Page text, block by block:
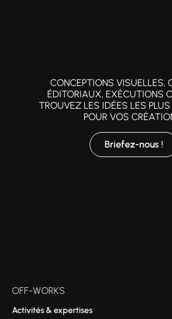
CONCEPTIONS VISUELLES,
ÉDITORIAUX, EXÉCUTIONS
TROUVEZ LES IDÉES LES
POUR VOS
Briefez-nous !
OFF-WORKS
Activités & expertises